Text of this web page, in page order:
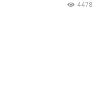
4478